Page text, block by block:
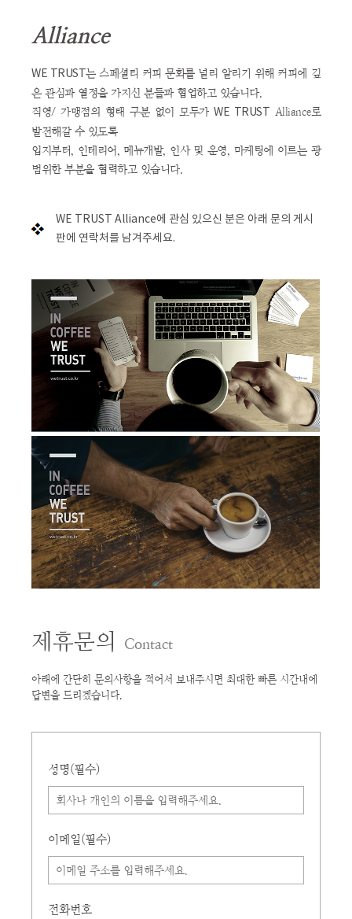
Alliance
WE TRUST는 스페셜티 커피 문화를 널리 알리기 위해 커피에 깊
은 관심과 열정을 가지신 분들과 협업하고 있습니다.
직영/ 가맹점의 형태 구분 없이 모두가 WE TRUST
Alliance로
발전해갈 수 있도록
입지부터, 인테리어, 메뉴개발, 인사 및 운영, 마케팅에 이르는 광
WE TRUST Alliance에 관심 있으신 분은 아래 문의 게시
판에 연락처를 남겨주세요.
제휴문의 Contact
아래에 간단히 문의사항을 적어서 보내주시면 최대한 빠른 시간내에
답변을 드리겠습니다.
성명(필수)
이메일(필수)
전화번호